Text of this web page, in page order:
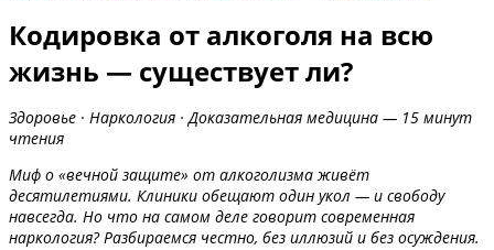
Кодировка от алкоголя на всю
жизнь — существует ли?
Здоровье · Наркология · Доказательная медицина — 15 минут
чтения
Миф о «вечной защите» от алкоголизма живёт
десятилетиями. Клиники обещают один укол — и свободу
навсегда. Но что на самом деле говорит современная
наркология? Разбираемся честно, без иллюзий и без осуждения.